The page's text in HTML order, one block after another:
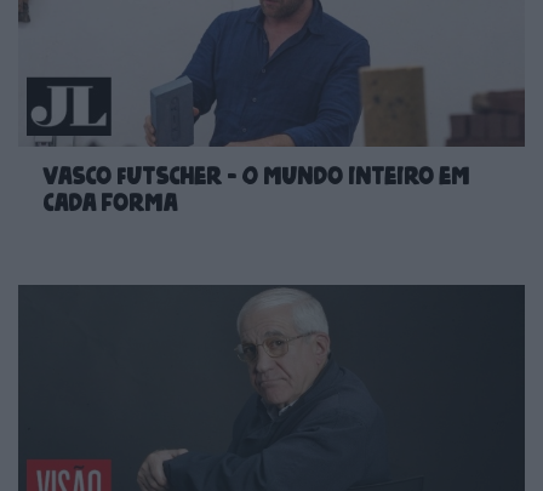
Vasco Futscher - O mundo inteiro em
cada forma